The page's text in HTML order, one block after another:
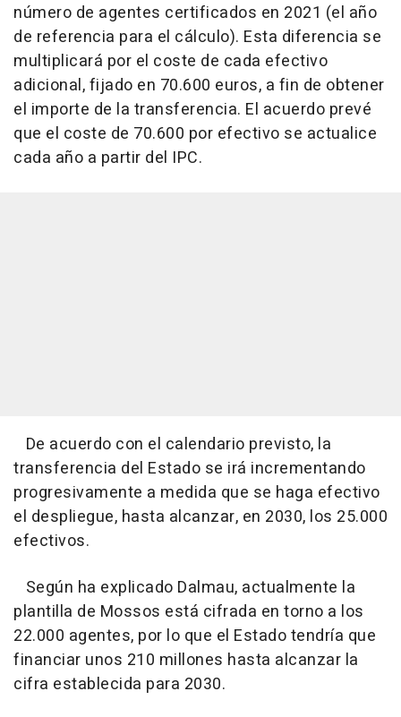
número de agentes certificados en 2021 (el año
de referencia para el cálculo). Esta diferencia se
multiplicará por el coste de cada efectivo
adicional, fijado en 70.600 euros, a fin de obtener
el importe de la transferencia. El acuerdo prevé
que el coste de 70.600 por efectivo se actualice
cada año a partir del IPC.
De acuerdo con el calendario previsto, la
transferencia del Estado se irá incrementando
progresivamente a medida que se haga efectivo
el despliegue, hasta alcanzar, en 2030, los 25.000
efectivos.
Según ha explicado Dalmau, actualmente la
plantilla de Mossos está cifrada en torno a los
22.000 agentes, por lo que el Estado tendría que
financiar unos 210 millones hasta alcanzar la
cifra establecida para 2030.